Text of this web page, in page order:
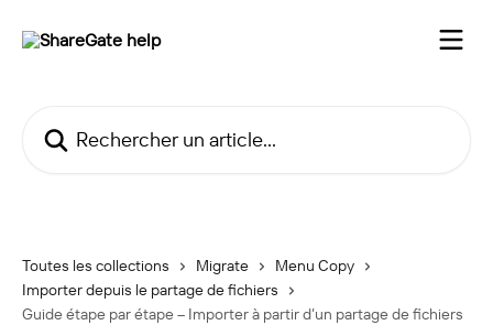
Toutes les collections Migrate
Menu Copy
Importer depuis le partage de fichiers
Guide étape par étape – Importer à partir d’un partage de fichiers